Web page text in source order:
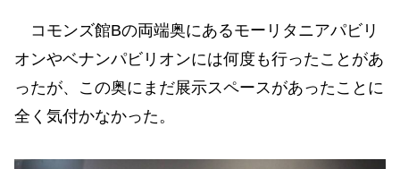
コモンズ館Bの両端奥にあるモーリタニアパビリ
オンやベナンパビリオンには何度も行ったことがあ
ったが、この奥にまだ展示スペースがあったことに
全く気付かなかった。